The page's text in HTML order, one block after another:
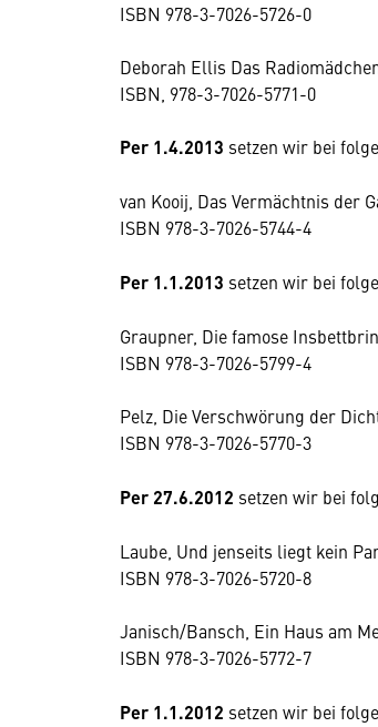
ISBN 978-3-7026-5726-0
Deborah Ellis Das
ISBN, 978-3-7026-5771-0
Per 1.4.2013 setzen wir bei
van Kooij, Das Vermächtnis der
ISBN 978-3-7026-5744-4
Per 1.1.2013 setzen wir bei
Graupner, Die famose
ISBN 978-3-7026-5799-4
Pelz, Die Verschwörung der
ISBN 978-3-7026-5770-3
Per 27.6.2012 setzen wir bei
Laube, Und jenseits liegt kein
ISBN 978-3-7026-5720-8
Janisch/Bansch, Ein Haus am
ISBN 978-3-7026-5772-7
Per 1.1.2012 setzen wir bei